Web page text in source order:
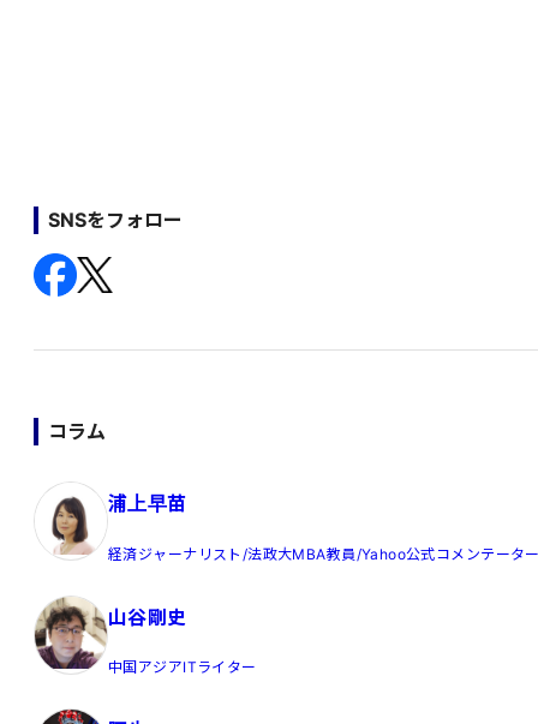
SNSをフォロー
コラム
浦上早苗
経済ジャーナリスト/法政大MBA教員/Yahoo公式コメンテータ
山谷剛史
中国アジアITライター